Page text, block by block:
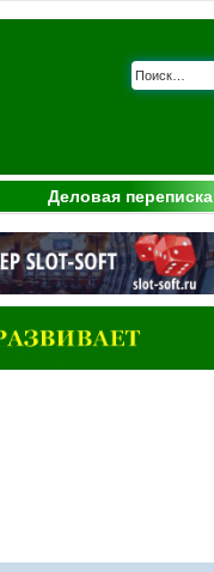
Деловая переписка